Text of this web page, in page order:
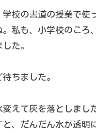
校の書道の授業で使
。私も、小学校のころ
た。
ちました。
変えて灰を落としまし
、だんだん水が透明